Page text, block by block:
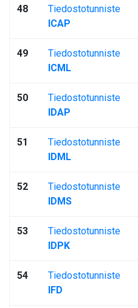
48
Tiedostotunniste
ICAP
49
Tiedostotunniste
ICML
50
Tiedostotunniste
IDAP
51
Tiedostotunniste
IDML
52
Tiedostotunniste
IDMS
53
Tiedostotunniste
IDPK
54
Tiedostotunniste
IFD